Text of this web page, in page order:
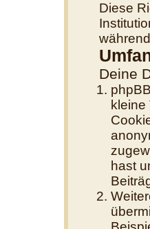
Diese
Deine
hast